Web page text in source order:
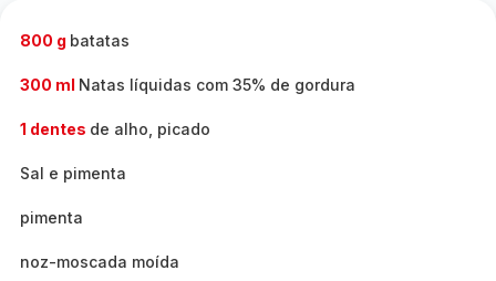
800 g batatas
300 ml Natas líquidas com 35% de gordura
1 dentes de alho, picado
Sal e pimenta
pimenta
noz-moscada moída